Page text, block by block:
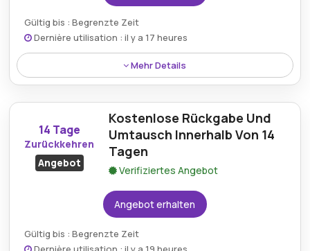
Gültig bis : Begrenzte Zeit
Dernière utilisation : il y a 17 heures
Mehr Details
Erhalten Sie 35 % Rabatt auf den Ninja Kettle
KT201EU, einen Premium-Wasserkocher, der Stil und
Funktionalität vereint und ihn zur perfekten
Ergänzung für Ihre Küche macht, während Sie
gleichzeitig Geld für dieses fortschrittliche Gerät
sparen.
14 Tage
Zurückkehren
Angebot
Kostenlose Rückgabe Und
Umtausch Innerhalb Von 14
Tagen
Verifiziertes Angebot
Angebot erhalten
Gültig bis : Begrenzte Zeit